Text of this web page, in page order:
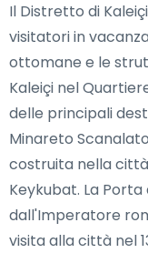
Il Distretto di
visitatori in
ottomane e le
Kaleiçi nel
delle principali
Minareto
costruita nella
Keykubat. La
dall'Imperatore
visita alla città nel